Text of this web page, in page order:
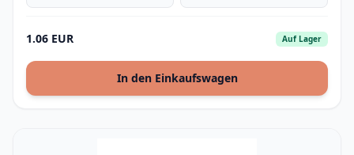
1.06 EUR Auf Lager
In den Einkaufswagen